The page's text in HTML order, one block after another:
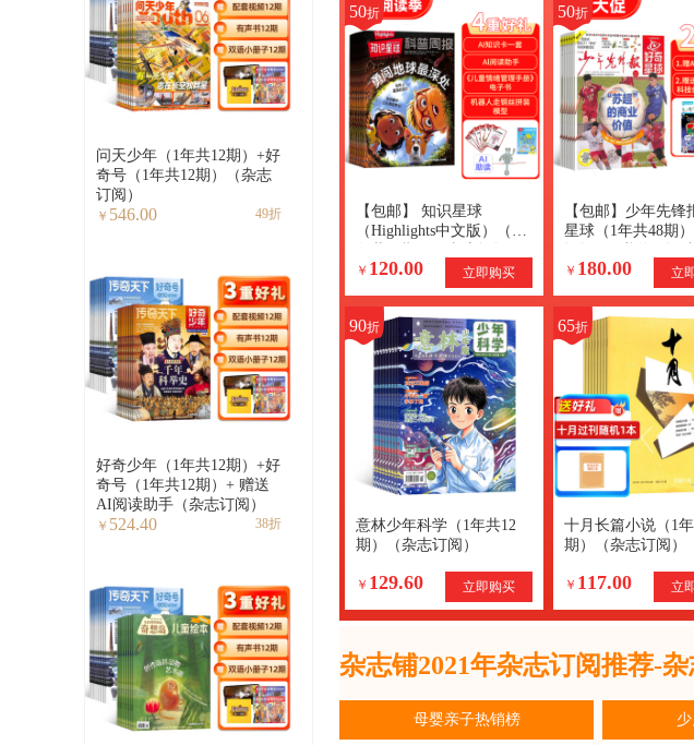
问天少年（1年共12期）+好
奇号（1年共12期）（杂志
订阅）
￥ 546.00 49折
好奇少年（1年共12期）+好
奇号（1年共12期）+ 赠送
AI阅读助手（杂志订阅）
￥ 524.40 38折
50折
【包邮】 知识星球
（Highlights中文版）（1
+赠送AI阅读助手+AI知识
￥ 120.00 立即购买
50折
【包邮】少年先锋
星球（1年共48期）
￥ 180.00 立
90折
意林少年科学（1年共12
期）（杂志订阅）
￥ 129.60 立即购买
65折
十月长篇小说（1
期）（杂志订阅）
￥ 117.00 立
杂志铺2021年杂志订阅推荐-
母婴亲子热销榜